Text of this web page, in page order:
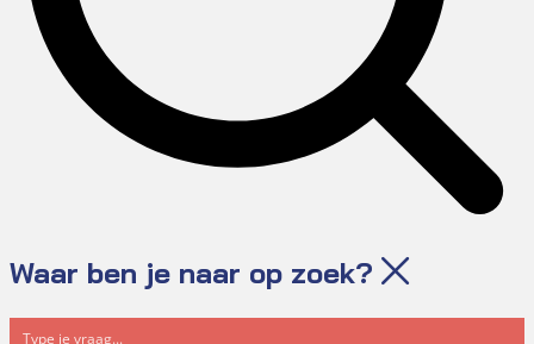
Waar ben je naar op zoek?